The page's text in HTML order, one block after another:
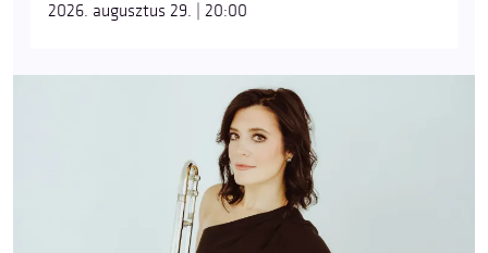
2026. augusztus 29. | 20:00